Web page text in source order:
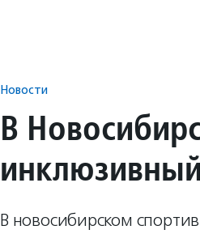
Новости
В
В новосибирском